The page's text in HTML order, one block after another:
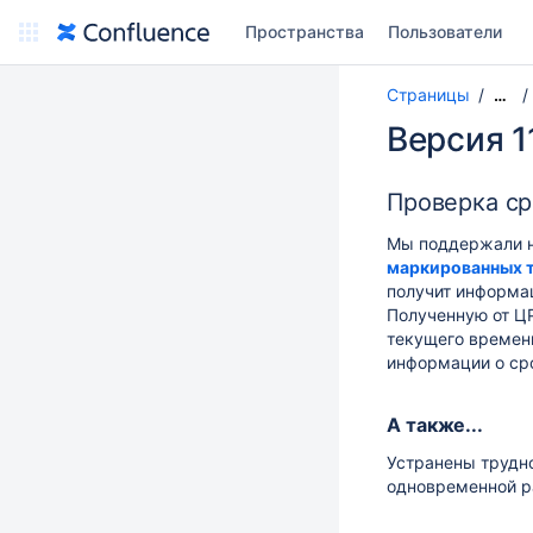
Пространства Пользователи
Страницы …
Версия
Проверка
Мы поддержали
маркированных
получит
Полученную от
текущего
информации о
А также...
Устранены
одновременной